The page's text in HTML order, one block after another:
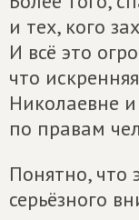
и тех, кого
И всё это
что
Николаевне
по правам
Понятно, что
серьёзного